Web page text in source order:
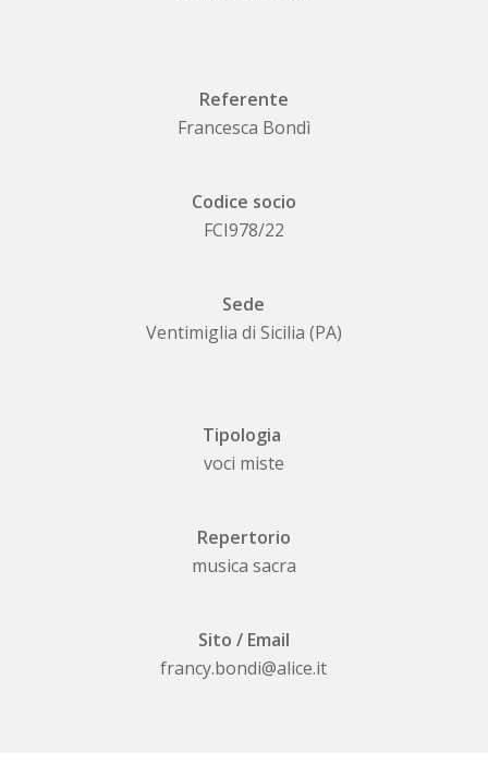
Referente
Francesca Bondì
Codice socio
FCI978/22
Sede
Ventimiglia di Sicilia (PA)
Tipologia
voci miste
Repertorio
musica sacra
Sito / Email
francy.bondi@alice.it